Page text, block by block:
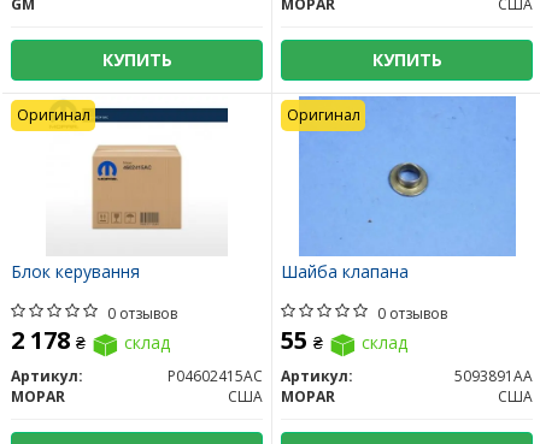
GM
КУПИТЬ
MOPAR
США
КУПИТЬ
Блок керування
0 отзывов
2 178 ₴ склад
Артикул:
P04602415AC
MOPAR
США
Оригинал
Шайба клапана
0 отзывов
55 ₴ склад
Артикул:
5093891AA
MOPAR
США
Оригинал